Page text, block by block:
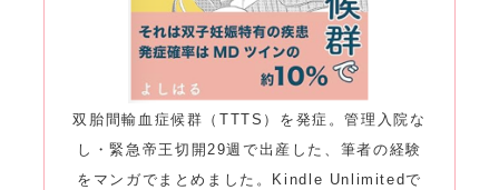
双胎間輸血症候群（TTTS）を発症。管理入院な
し・緊急帝王切開29週で出産した、筆者の経験
をマンガでまとめました。Kindle Unlimitedで